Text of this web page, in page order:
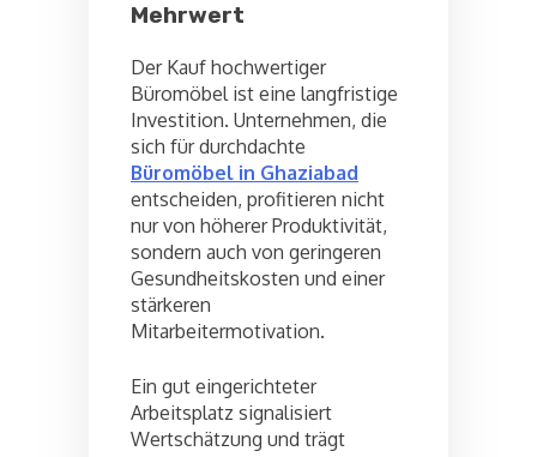
Mehrwert
Der Kauf hochwertiger
Büromöbel ist eine langfristige
Investition. Unternehmen, die
sich für durchdachte
Büromöbel in Ghaziabad
entscheiden, profitieren nicht
nur von höherer Produktivität,
sondern auch von geringeren
Gesundheitskosten und einer
stärkeren
Mitarbeitermotivation.
Ein gut eingerichteter
Arbeitsplatz signalisiert
Wertschätzung und trägt